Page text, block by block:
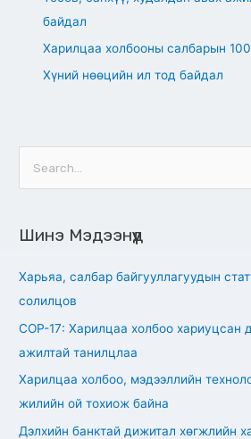
байдал
Харилцаа холбооны салбарын
Хүний нөөцийн ил тод байдал
r
:
Шинэ Мэдээнүүд
Харьяа, салбар байгууллагуудын
солилцов
СОР-17: Харилцаа холбоо хариуцсан
ажилтай танилцлаа
Харилцаа холбоо, мэдээллийн
жилийн ой тохиож байна
Дэлхийн банктай дижитал хөгжлийн